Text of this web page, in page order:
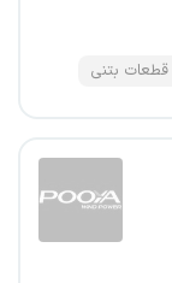
قطعات بتنی